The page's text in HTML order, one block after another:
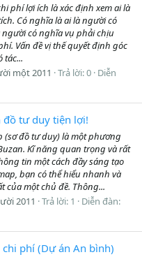
phí lợi ích là xác định xem ai là
Có nghĩa là ai là người có
có nghĩa vụ phải chịu
Vấn đề vị thế quyết định góc
tác...
một 2011 Trả lời: 0 Diễn
đồ tư duy tiện lợi!
(sơ đồ tư duy) là một phương
Kĩ năng quan trọng và rất
tin một cách đầy sáng tạo
bạn có thể hiểu nhanh và
một chủ đề. Thông...
2011 Trả lời: 1
Diễn đàn:
phí (Dự án An bình)